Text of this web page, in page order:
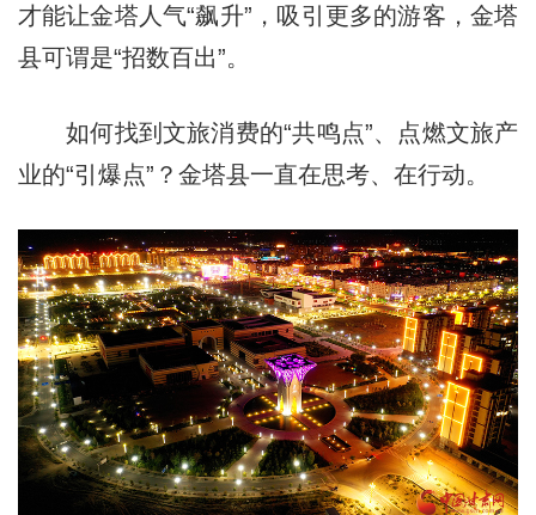
才能让金塔人气“飙升”，吸引更多的游客，金塔
县可谓是“招数百出”。
如何找到文旅消费的“共鸣点”、点燃文旅产
业的“引爆点”？金塔县一直在思考、在行动。